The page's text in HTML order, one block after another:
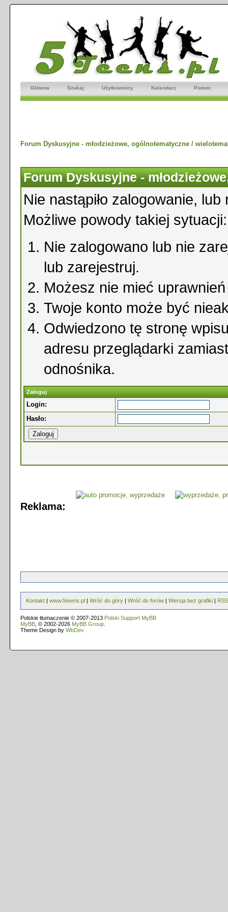
Główna Szukaj Użytkownicy Kalendarz Pomoc
Forum Dyskusyjne - młodzieżowe, ogólnotematyczne /
Forum Dyskusyjne -
Nie nastąpiło zalogowanie,
Możliwe powody takiej sytuacji:
Nie zalogowano lub nie
lub zarejestruj.
Możesz nie mieć
Twoje konto może być
Odwiedzono tę stronę
adresu przeglądarki
odnośnika.
Zaloguj
Login:
Hasło:
Reklama:
Kontakt | www.5teens.pl | Wróć do góry | Wróć do forów | Wersja bez grafiki | RSS
Polskie tłumaczenie © 2007-2013 Polski Support MyBB
MyBB , © 2002-2026 MyBB Group
Theme Design by WbDev